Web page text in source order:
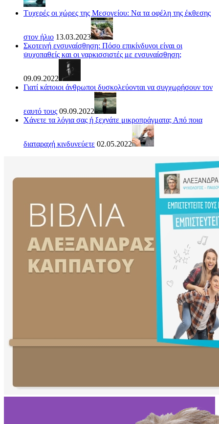
Τυχερές οι χώρες της Μεσογείου: Να τα οφέλη της έκθεσης
στον ήλιο 13.03.2023
Σκοτεινή ενσυναίσθηση: Πόσο επικίνδυνοι είναι οι
ψυχοπαθείς και οι ναρκισσιστές με ενσυναίσθηση;
09.09.2022
Γιατί κάποιοι άνθρωποι δυσκολεύονται να συγχωρήσουν τον
εαυτό τους 09.09.2022
Χάνετε τα λόγια σας ή ξεχνάτε μικροπράγματα; Από ποια
διαταραχή κινδυνεύετε 02.05.2022